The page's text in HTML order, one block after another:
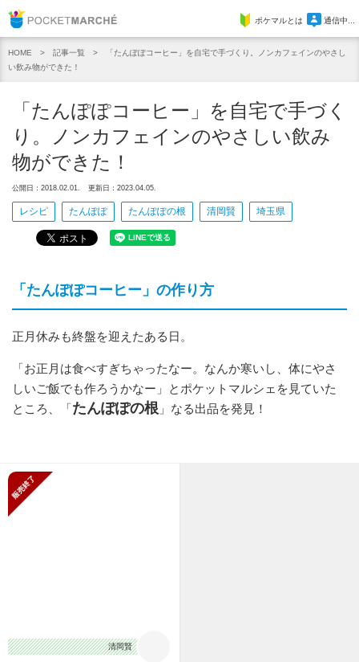
Pocket Marcheポケマルとは 通信中...
HOME 記事一覧
「たんぽぽコーヒー」を自宅で手づくり。ノンカフェインのやさし
い飲み物ができた！
「たんぽぽコーヒー」を自宅で手づく
り。ノンカフェインのやさしい飲み
物ができた！
公開日：2018.02.01. 更新日：2023.04.05.
レシピ たんぽぽ たんぽぽの根 清岡賢 埼玉県
「たんぽぽコーヒー」の作り方
正月休みも終盤を迎えたある日。
「お正月は食べすぎちゃったなー。なんか寒いし、体にやさ
しいご飯でも作ろうかなー」とポケットマルシェを見ていた
ところ、「たんぽぽの根 」なる出品を発見！
清岡賢